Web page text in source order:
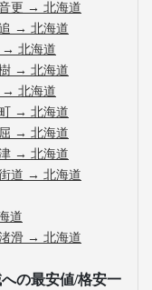
更 → 北海道
→ 北海道
→ 北海道
→ 北海道
→ 北海道
→ 北海道
→ 北海道
→ 北海道
道 → 北海道
道
滑 → 北海道
の最安値/格安一